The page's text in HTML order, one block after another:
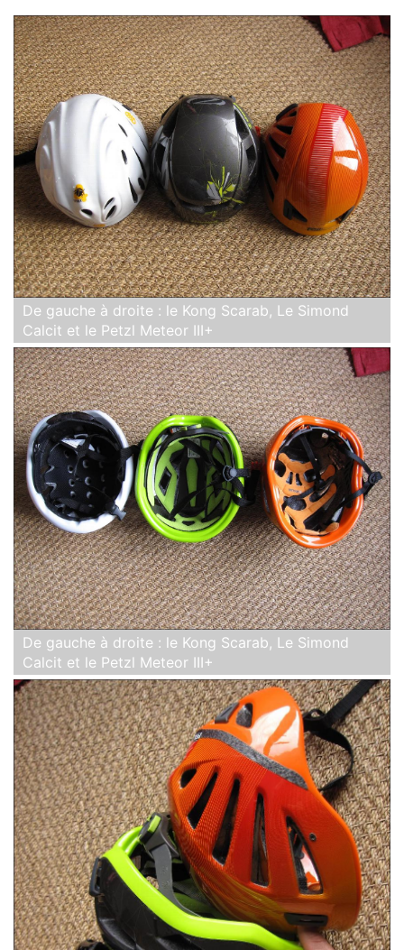
De gauche à droite : le Kong Scarab, Le Simond
Calcit et le Petzl Meteor III+
De gauche à droite : le Kong Scarab, Le Simond
Calcit et le Petzl Meteor III+